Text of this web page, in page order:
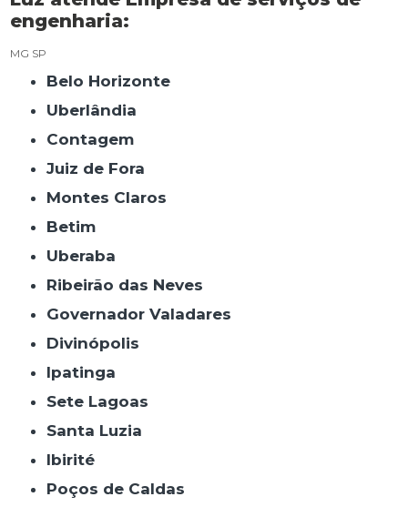
engenharia:
MG SP
Belo Horizonte
Uberlândia
Contagem
Juiz de Fora
Montes Claros
Betim
Uberaba
Ribeirão das Neves
Governador Valadares
Divinópolis
Ipatinga
Sete Lagoas
Santa Luzia
Ibirité
Poços de Caldas